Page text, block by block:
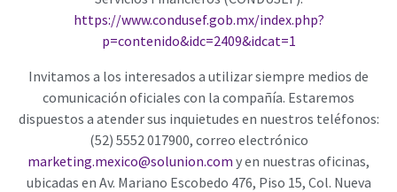
https://www.condusef.gob.mx/index.php?
p=contenido&idc=2409&idcat=1
Invitamos a los interesados a utilizar siempre medios de
comunicación oficiales con la compañía. Estaremos
dispuestos a atender sus inquietudes en nuestros teléfonos:
(52) 5552 017900, correo electrónico
marketing.mexico@solunion.com y en nuestras oficinas,
ubicadas en Av. Mariano Escobedo 476, Piso 15, Col. Nueva